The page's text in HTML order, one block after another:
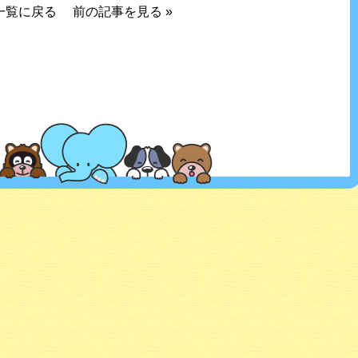
覧に戻る 前の記事を見る »